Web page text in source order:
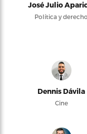
José Julio
Política y derecho
Dennis Dávila
Cine